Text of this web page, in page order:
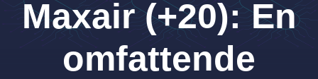
Maxair (+20): En
omfattende